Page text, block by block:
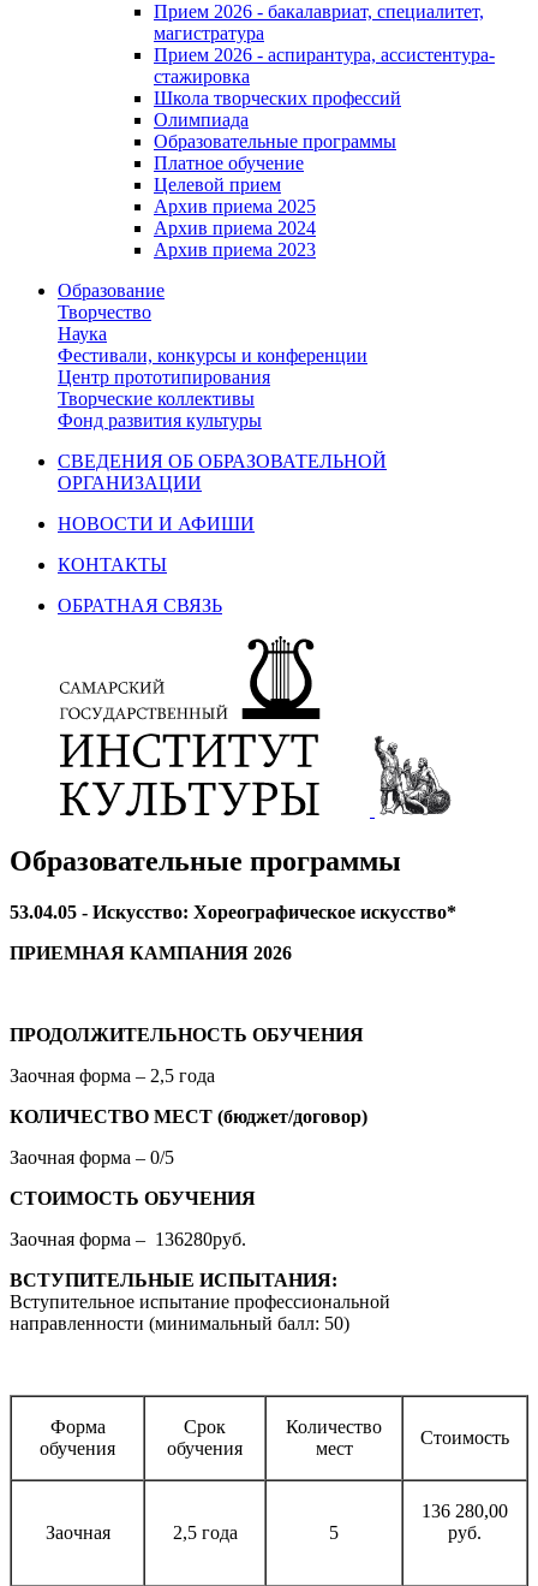
Прием 2026 - бакалавриат, специалитет,
магистратура
Прием 2026 - аспирантура, ассистентура-
стажировка
Школа творческих профессий
Олимпиада
Образовательные программы
Платное обучение
Целевой прием
Архив приема 2025
Архив приема 2024
Архив приема 2023
Образование
Творчество
Наука
Фестивали, конкурсы и конференции
Центр прототипирования
Творческие коллективы
Фонд развития культуры
СВЕДЕНИЯ ОБ ОБРАЗОВАТЕЛЬНОЙ
ОРГАНИЗАЦИИ
НОВОСТИ И АФИШИ
КОНТАКТЫ
ОБРАТНАЯ СВЯЗЬ
Образовательные программы
53.04.05 - Искусство: Хореографическое искусство*
ПРИЕМНАЯ КАМПАНИЯ 2026
ПРОДОЛЖИТЕЛЬНОСТЬ ОБУЧЕНИЯ
Заочная форма – 2,5 года
КОЛИЧЕСТВО МЕСТ (бюджет/договор)
Заочная форма – 0/5
СТОИМОСТЬ ОБУЧЕНИЯ
Заочная форма – 136280руб.
ВСТУПИТЕЛЬНЫЕ ИСПЫТАНИЯ:
Вступительное испытание профессиональной
направленности (минимальный балл: 50)
Форма
обучения
Срок
обучения
Количество
мест
Стоимость
Заочная 2,5 года 5
136 280,00
руб.